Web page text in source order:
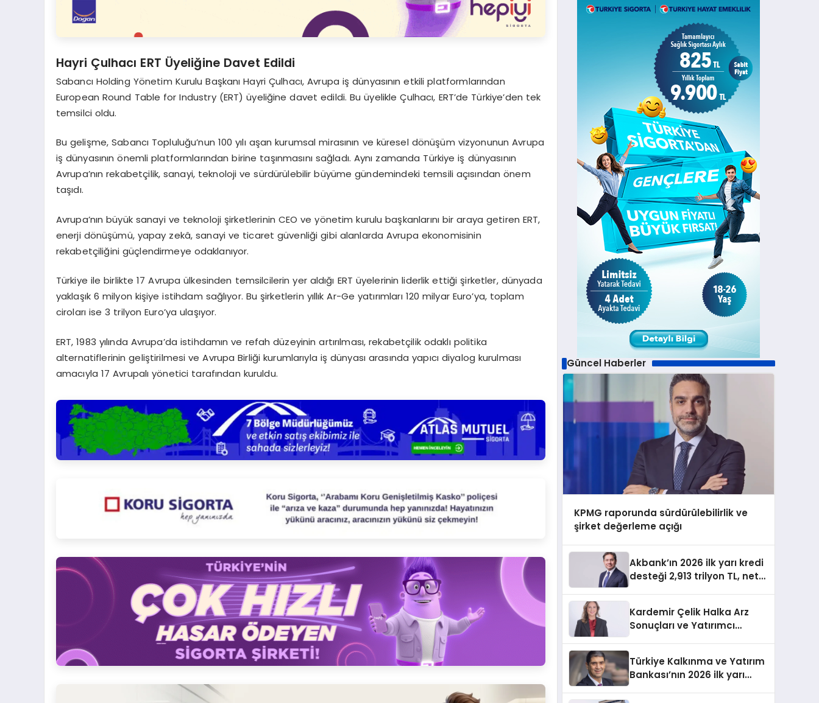
Hayri Çulhacı ERT Üyeliğine Davet Edildi
Sabancı Holding Yönetim Kurulu Başkanı Hayri Çulhacı, Avrupa iş dünyasının etkili platformlarından
European Round Table for Industry (ERT) üyeliğine davet edildi. Bu üyelikle Çulhacı, ERT’de Türkiye’den tek
temsilci oldu.
Bu gelişme, Sabancı Topluluğu’nun 100 yılı aşan kurumsal mirasının ve küresel dönüşüm vizyonunun Avrupa
iş dünyasının önemli platformlarından birine taşınmasını sağladı. Aynı zamanda Türkiye iş dünyasının
Avrupa’nın rekabetçilik, sanayi, teknoloji ve sürdürülebilir büyüme gündemindeki temsili açısından önem
taşıdı.
Avrupa’nın büyük sanayi ve teknoloji şirketlerinin CEO ve yönetim kurulu başkanlarını bir araya getiren ERT,
enerji dönüşümü, yapay zekâ, sanayi ve ticaret güvenliği gibi alanlarda Avrupa ekonomisinin
rekabetçiliğini güçlendirmeye odaklanıyor.
Türkiye ile birlikte 17 Avrupa ülkesinden temsilcilerin yer aldığı ERT üyelerinin liderlik ettiği şirketler, dünyada
yaklaşık 6 milyon kişiye istihdam sağlıyor. Bu şirketlerin yıllık Ar-Ge yatırımları 120 milyar Euro’ya, toplam
ciroları ise 3 trilyon Euro’ya ulaşıyor.
ERT, 1983 yılında Avrupa’da istihdamın ve refah düzeyinin artırılması, rekabetçilik odaklı politika
alternatiflerinin geliştirilmesi ve Avrupa Birliği kurumlarıyla iş dünyası arasında yapıcı diyalog kurulması
amacıyla 17 Avrupalı yönetici tarafından kuruldu.
Güncel Haberler
KPMG raporunda sürdürülebilirlik ve
şirket değerleme açığı
Akbank’ın 2026 ilk yarı kredi
desteği 2,913 trilyon TL, net
Kardemir Çelik Halka Arz
Sonuçları ve Yatırımcı
Türkiye Kalkınma ve Yatırım
Bankası’nın 2026 ilk yarı